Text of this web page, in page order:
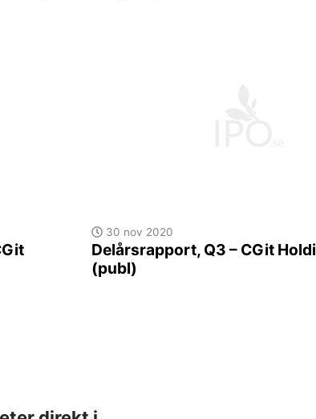
30 nov 2020
Delårsrapport, Q3 – CGit
(publ)